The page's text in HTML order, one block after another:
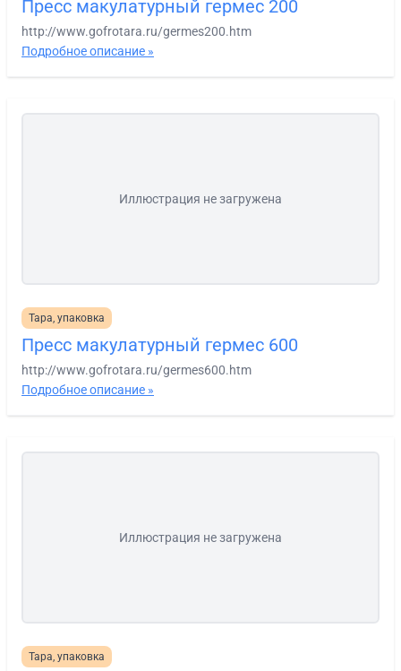
Пресс макулатурный гермес 200
http://www.gofrotara.ru/germes200.htm
Подробное описание »
Иллюстрация не загружена
Тара, упаковка
Пресс макулатурный гермес 600
http://www.gofrotara.ru/germes600.htm
Подробное описание »
Иллюстрация не загружена
Тара, упаковка